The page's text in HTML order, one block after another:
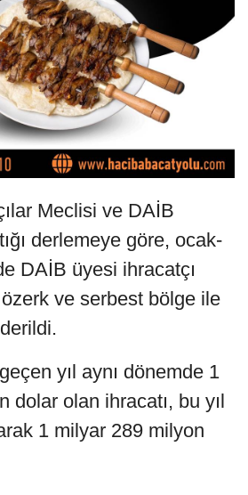
Meclisi ve DAİB
derlemeye göre, ocak-
DAİB üyesi ihracatçı
ve serbest bölge ile
yıl aynı dönemde 1
dolar olan ihracatı, bu yıl
1 milyar 289 milyon